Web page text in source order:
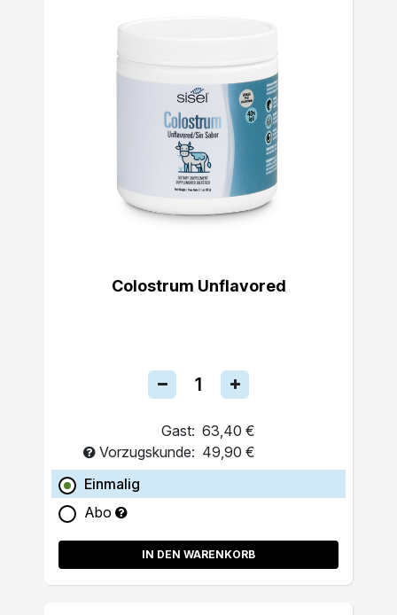
Colostrum Unflavored
Gast: 63,40 €
Vorzugskunde: 49,90 €
Einmalig
Abo
IN DEN WARENKORB